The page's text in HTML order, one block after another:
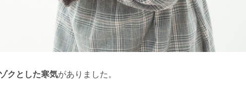
クとした寒気がありました。